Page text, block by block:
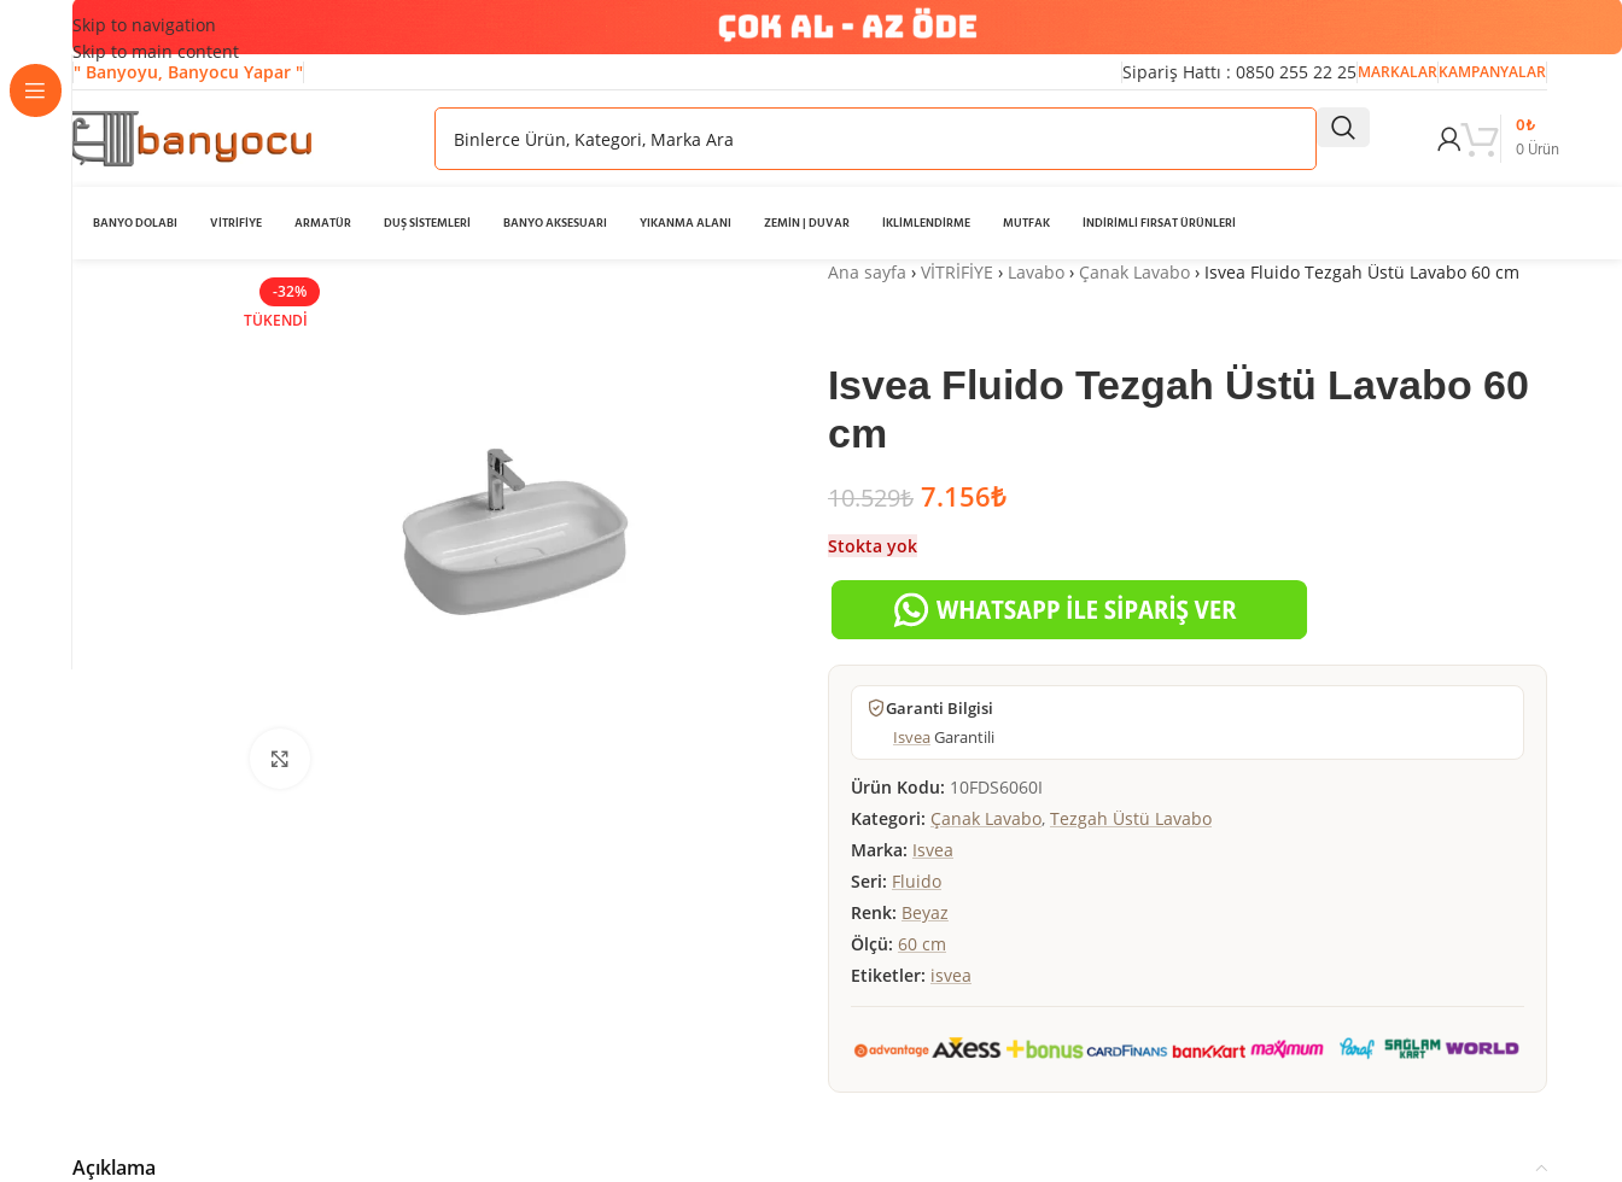
Skip to navigation
Skip to main content
" Banyoyu, Banyocu Yapar "
Sipariş Hattı : 0850 255 22 25MARKALARKAMPANYALAR
0Ürün
0₺
BANYO DOLABI VİTRİFİYE ARMATÜR DUŞ SİSTEMLERİ BANYO AKSESUARI YIKANMA ALANI ZEMİN | DUVAR İKLİMLENDİRME MUTFAK İNDİRİMLİ FIRSAT ÜRÜNLERİ
-32%
TÜKENDI
Ana sayfa › VİTRİFİYE › Lavabo› Çanak Lavabo› Isvea Fluido Tezgah Üstü Lavabo 60 cm
Isvea Fluido Tezgah Üstü Lavabo 60
cm
10.529₺ 7.156₺
Stokta yok
Garanti Bilgisi
IsveaGarantili
Ürün Kodu: 10FDS6060I
Kategori: Çanak Lavabo, Tezgah Üstü Lavabo
Marka: Isvea
Seri: Fluido
Renk: Beyaz
Ölçü: 60 cm
Etiketler: isvea
Açıklama